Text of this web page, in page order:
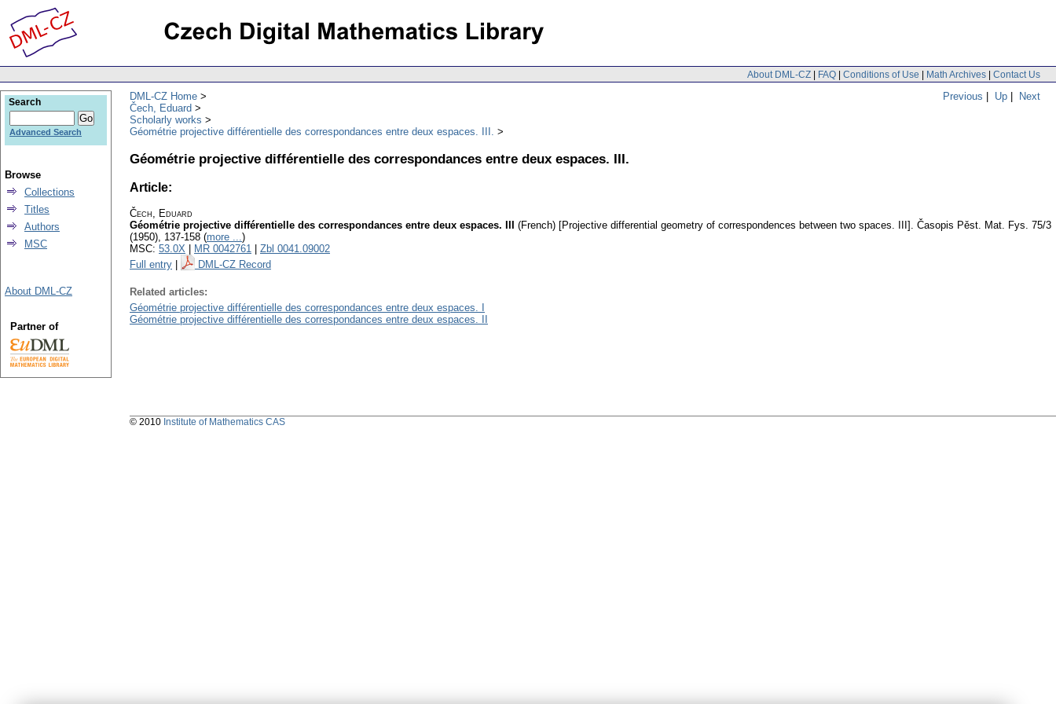
About DML-CZ | FAQ | Conditions of Use | Math Archives | Contact Us
Previous | Up | Next
DML-CZ Home
Čech, Eduard
Scholarly works
Géométrie projective différentielle des correspondances entre deux espaces. III.
Géométrie projective différentielle des correspondances entre deux espaces. III.
Article:
Čech, Eduard
Géométrie projective différentielle des correspondances entre deux espaces. III
(French) [Projective differential geometry of correspondences between two spaces. III]. Časopis Pěst. Mat. Fys. 75/3
(1950), 137-158 (more ...)
MSC: 53.0X MR 0042761
Zbl 0041.09002
Full entry
DML-CZ Record
Related articles:
Géométrie projective différentielle des correspondances entre deux espaces. I
Géométrie projective différentielle des correspondances entre deux espaces. II
Search
Advanced Search
Browse
Collections
Titles
Authors
MSC
About DML-CZ
Partner of
© 2010 Institute of Mathematics CAS